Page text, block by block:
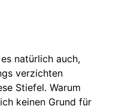
natürlich auch,
verzichten
Stiefel. Warum
keinen Grund für